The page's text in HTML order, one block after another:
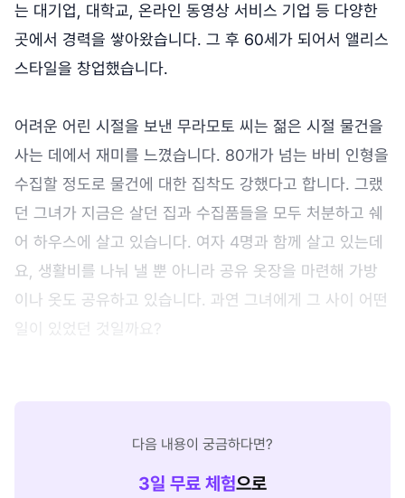
는 대기업, 대학교, 온라인 동영상 서비스 기업 등 다양한
곳에서 경력을 쌓아왔습니다. 그 후 60세가 되어서 앨리스
스타일을 창업했습니다.
어려운 어린 시절을 보낸 무라모토 씨는 젊은 시절 물건을
사는 데에서 재미를 느꼈습니다. 80개가 넘는 바비 인형을
수집할 정도로 물건에 대한 집착도 강했다고 합니다. 그랬
던 그녀가 지금은 살던 집과 수집품들을 모두 처분하고 쉐
어 하우스에 살고 있습니다. 여자 4명과 함께 살고 있는데
요, 생활비를 나눠 낼 뿐 아니라 공유 옷장을 마련해 가방
이나 옷도 공유하고 있습니다. 과연 그녀에게 그 사이 어떤
일이 있었던 것일까요?
다음 내용이 궁금하다면?
3일 무료 체험으로